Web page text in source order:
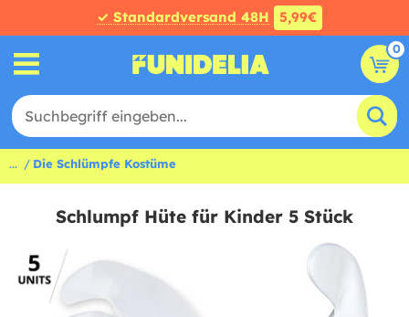
✓ Standardversand 48H 5,99€
0
... Die Schlümpfe Kostüme
Schlumpf Hüte für Kinder 5 Stück